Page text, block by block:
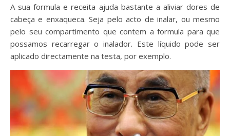
A sua formula e receita ajuda bastante a aliviar dores de
cabeça e enxaqueca. Seja pelo acto de inalar, ou mesmo
pelo seu compartimento que contem a formula para que
possamos recarregar o inalador. Este líquido pode ser
aplicado directamente na testa, por exemplo.